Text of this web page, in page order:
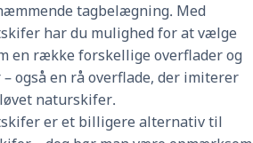
tagbelægning. Med
har du mulighed for at vælge
en række forskellige overflader og
også en rå overflade, der imiterer
naturskifer.
er et billigere alternativ til